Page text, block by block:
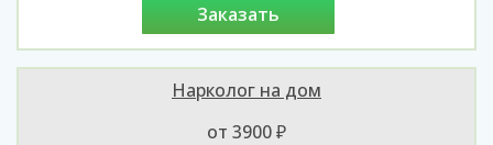
заказать
Нарколог на дом
от 3900 ₽